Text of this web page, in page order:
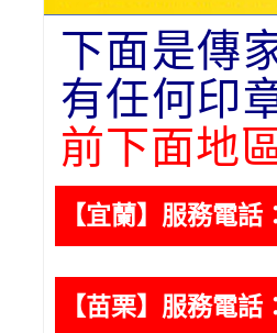
下面是傳
有任何印
前下面地
【宜蘭】服務電話
【苗栗】服務電話